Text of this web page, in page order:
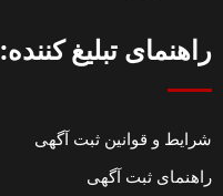
راهنمای تبلیغ کننده:
شرایط و قوانین ثبت آگهی
راهنمای ثبت آگهی